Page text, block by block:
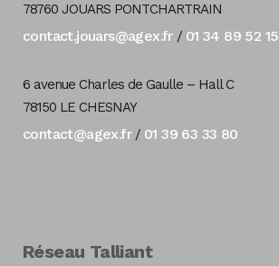
78760 JOUARS PONTCHARTRAIN
contact.jouars@agex.fr/ 01 34 89 52 15
6 avenue Charles de Gaulle – Hall C
78150 LE CHESNAY
contact@agex.fr/ 01 39 63 33 80
Réseau Talliant